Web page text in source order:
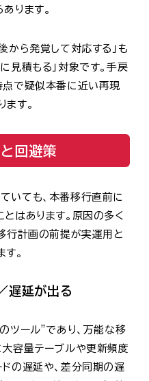
ります。
から発覚して対応する」も
見積もる」対象です。手戻
点で疑似本番に近い再現
す。
回避策
いても、本番移行直前に
はあります。原因の多く
行計画の前提が実運用と
。
遅延が出る
ツール”であり、万能な移
大容量テーブルや更新頻度
の遅延や、差分同期の遅